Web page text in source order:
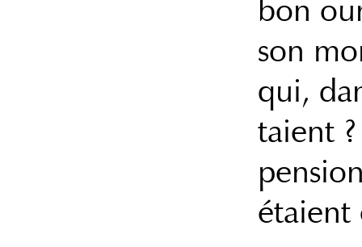
bon
son
qui,
taient
étaient